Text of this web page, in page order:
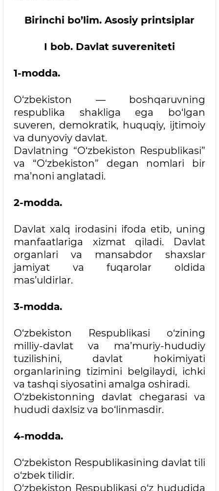
Birinchi bo’lim. Asosiy printsiplar
I bob. Davlat suvereniteti
1-modda.
O‘zbekiston — boshqaruvning
respublika shakliga ega bo‘lgan
suveren, demokratik, huquqiy, ijtimoiy
va dunyoviy davlat.
Davlatning “O‘zbekiston Respublikasi”
va “O‘zbekiston” degan nomlari bir
ma’noni anglatadi.
2-modda.
Davlat xalq irodasini ifoda etib, uning
manfaatlariga xizmat qiladi. Davlat
organlari va mansabdor shaxslar
jamiyat va fuqarolar oldida
mas’uldirlar.
3-modda.
O‘zbekiston Respublikasi o‘zining
milliy-davlat va ma’muriy-hududiy
tuzilishini, davlat hokimiyati
organlarining tizimini belgilaydi, ichki
va tashqi siyosatini amalga oshiradi.
O‘zbekistonning davlat chegarasi va
hududi daxlsiz va bo‘linmasdir.
4-modda.
O‘zbekiston Respublikasining davlat tili
o‘zbek tilidir.
O‘zbekiston Respublikasi o‘z hududida